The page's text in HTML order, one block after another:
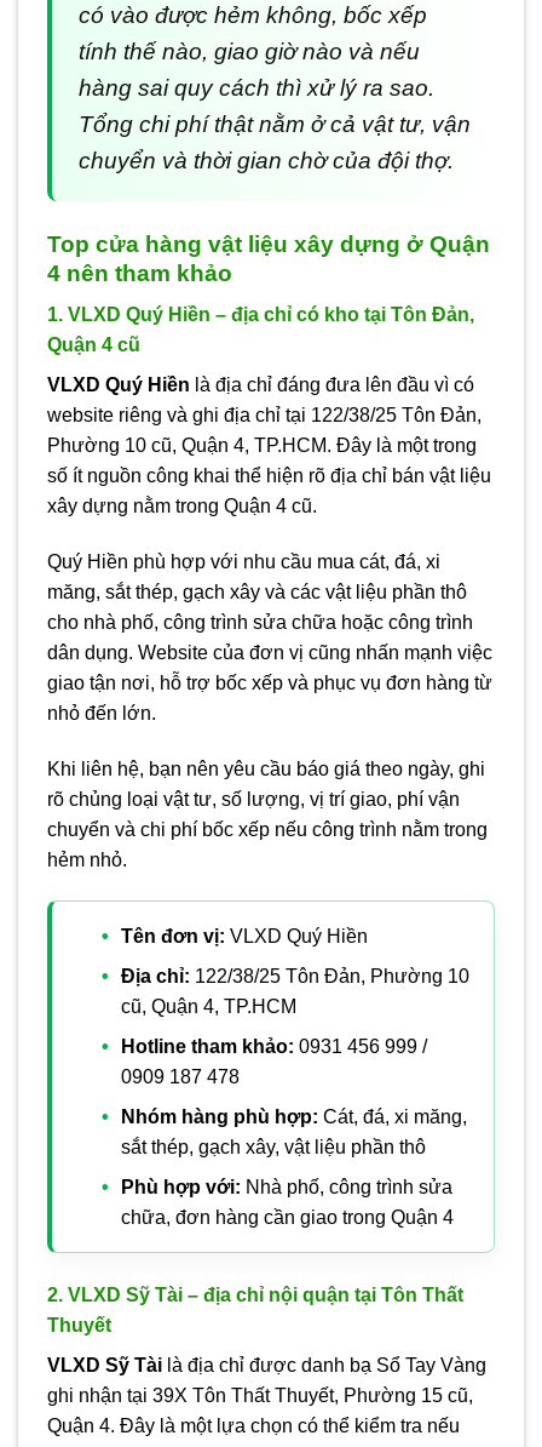
có vào được hẻm không, bốc xếp
tính thế nào, giao giờ nào và nếu
hàng sai quy cách thì xử lý ra sao.
Tổng chi phí thật nằm ở cả vật tư, vận
chuyển và thời gian chờ của đội thợ.
Top cửa hàng vật liệu xây dựng ở Quận
4 nên tham khảo
1. VLXD Quý Hiền – địa chỉ có kho tại Tôn Đản,
Quận 4 cũ
VLXD Quý Hiền là địa chỉ đáng đưa lên đầu vì có
website riêng và ghi địa chỉ tại 122/38/25 Tôn Đản,
Phường 10 cũ, Quận 4, TP.HCM. Đây là một trong
số ít nguồn công khai thể hiện rõ địa chỉ bán vật liệu
xây dựng nằm trong Quận 4 cũ.
Quý Hiền phù hợp với nhu cầu mua cát, đá, xi
măng, sắt thép, gạch xây và các vật liệu phần thô
cho nhà phố, công trình sửa chữa hoặc công trình
dân dụng. Website của đơn vị cũng nhấn mạnh việc
giao tận nơi, hỗ trợ bốc xếp và phục vụ đơn hàng từ
nhỏ đến lớn.
Khi liên hệ, bạn nên yêu cầu báo giá theo ngày, ghi
rõ chủng loại vật tư, số lượng, vị trí giao, phí vận
chuyển và chi phí bốc xếp nếu công trình nằm trong
hẻm nhỏ.
Tên đơn vị: VLXD Quý Hiền
Địa chỉ: 122/38/25 Tôn Đản, Phường 10
cũ, Quận 4, TP.HCM
Hotline tham khảo: 0931 456 999 /
0909 187 478
Nhóm hàng phù hợp: Cát, đá, xi măng,
sắt thép, gạch xây, vật liệu phần thô
Phù hợp với: Nhà phố, công trình sửa
chữa, đơn hàng cần giao trong Quận 4
2. VLXD Sỹ Tài – địa chỉ nội quận tại Tôn Thất
Thuyết
VLXD Sỹ Tài là địa chỉ được danh bạ Sổ Tay Vàng
ghi nhận tại 39X Tôn Thất Thuyết, Phường 15 cũ,
Quận 4. Đây là một lựa chọn có thể kiểm tra nếu